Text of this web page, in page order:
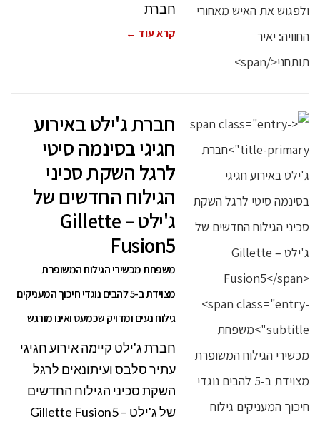
חברת
קרא עוד ←
חברת ג'ילט באירוע
חגיגי בסינמה סיטי
לרגל השקת סכיני
הגילוח החדשים של
ג'ילט – Gillette
Fusion5
משפחת מכשירי הגילוח המשופרת
מצוידת ב-5 להבים נוגדי חיכוך המעניקים
גילוח נעים ומדויק שכמעט ואינו מורגש
חברת ג'ילט קיימה אירוע חגיגי
עתיר סלבס ועיתונאים לרגל
השקת סכיני הגילוח החדשים
של ג'ילט – Gillette Fusion5